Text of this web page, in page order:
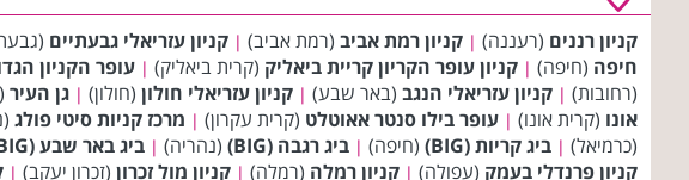
קניון רננים (רעננה) | קניון רמת אביב (רמת אביב) | קניון עזריאלי גבעתיים
חיפה (חיפה) | קניון עופר הקריון קריית ביאליק (קרית ביאליק) | עופר הקניון
(רחובות) | קניון עזריאלי הנגב (באר שבע) | קניון עזריאלי חולון (חולון) | גן העיר
אונו (קרית אונו) | עופר בילו סנטר אאוטלט (קרית עקרון) | מרכז קניות סיטי פולג
(כרמיאל) | ביג קריות (BIG) (חיפה) | ביג רגבה (BIG) (נהריה) | ביג באר שבע (BIG)
קניון פרנדלי בעמק (עפולה) | קניון רמלה (רמלה) | קניון מול זכרון (זכרון יעקב) |